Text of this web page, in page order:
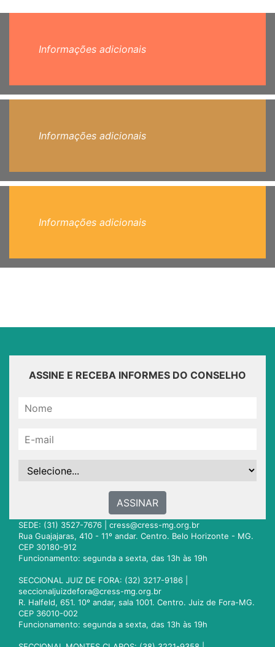
Informações adicionais
Informações adicionais
Informações adicionais
ASSINE E RECEBA INFORMES DO CONSELHO
ASSINAR
SEDE: (31) 3527-7676 | cress@cress-mg.org.br
Rua Guajajaras, 410 - 11º andar. Centro. Belo Horizonte - MG.
CEP 30180-912
Funcionamento: segunda a sexta, das 13h às 19h
SECCIONAL JUIZ DE FORA: (32) 3217-9186 |
seccionaljuizdefora@cress-mg.org.br
R. Halfeld, 651. 10º andar, sala 1001. Centro. Juiz de Fora-MG.
CEP 36010-002
Funcionamento: segunda a sexta, das 13h às 19h